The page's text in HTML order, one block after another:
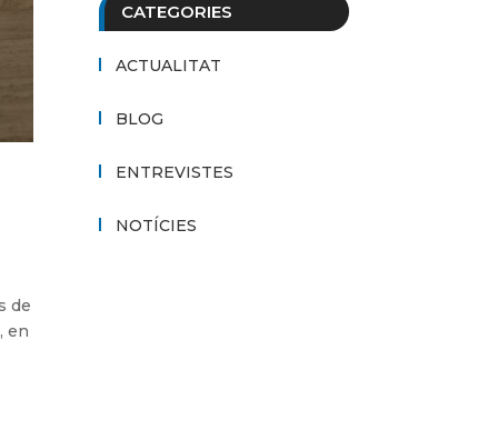
de
en
CATEGORIES
ACTUALITAT
BLOG
ENTREVISTES
NOTÍCIES